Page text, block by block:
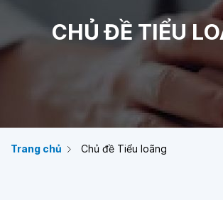
CHỦ ĐỀ TIỂU
Trang chủ Chủ đề Tiểu loãng